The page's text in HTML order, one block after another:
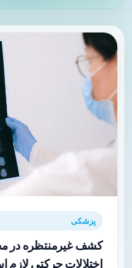
پزشکی
کشف غیرمنتظره در
اختلالات حرکتی